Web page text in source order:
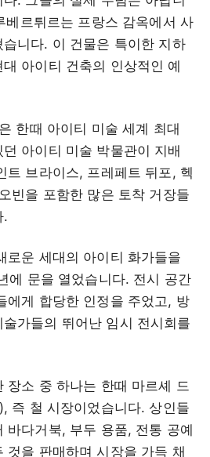
베르튀르는 프랑스 감옥에서 사
니다. 이 건물은 특이한 지하
아이티 건축의 인상적인 예
한때 아이티 미술 세계 최대
아이티 미술 박물관이 지배
트 브라이스, 프레페트 뒤포, 헥
빈을 포함한 많은 토착 거장들
.
로운 세대의 아이티 화가들을
에 문을 열었습니다. 전시 공간
에게 합당한 인정을 주었고, 방
가들의 뛰어난 임시 전시회를
장소 중 하나는 한때 마르셰 드
즉 철 시장이었습니다. 상인들
바다거북, 부두 용품, 전통 공예
것을 판매하며 시장을 가득 채